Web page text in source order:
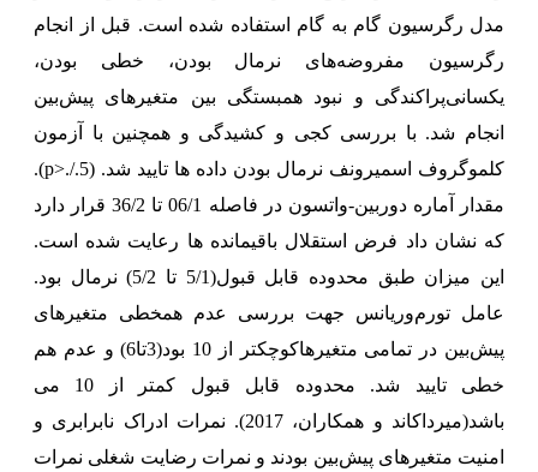
مدل رگرسیون گام به گام استفاده شده است. قبل از انجام
رگرسیون مفروضه‌های نرمال بودن، خطی بودن،
یکسانی‌پراکندگی و نبود همبستگی بین متغیرهای پیش‌بین
انجام شد. با بررسی کجی و کشیدگی و همچنین با آزمون
کلموگروف اسمیرونف نرمال بودن داده ها تایید شد. (p>./.5
).
مقدار آماره دوربین‌-واتسون در فاصله 06/1 تا 36/2 قرار دارد
که نشان داد فرض استقلال باقیمانده ها رعایت شده است.
این میزان طبق محدوده قابل قبول(5/1 تا 5/2) نرمال بود.
عامل تورم‌وریانس جهت بررسی عدم همخطی متغیرهای
پیش‌بین در تمامی متغیرهاکوچکتر از 10 بود(3تا6) و عدم هم
خطی تایید شد. محدوده قابل قبول کمتر از 10 می
باشد(میرداکاند و همکاران، 2017).
نمرات ادراک نابرابری و
امنیت متغیرهای پیش‌بین بودند و نمرات رضایت شغلی نمرات